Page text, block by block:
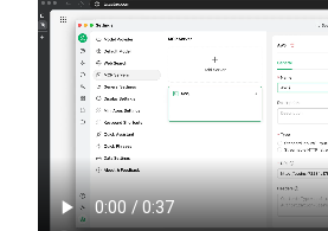
云的命令行工具OAuth
AWS
Azure
Google Cloud
当云命令行工具遇上MCP
钓鱼的问题是否严重